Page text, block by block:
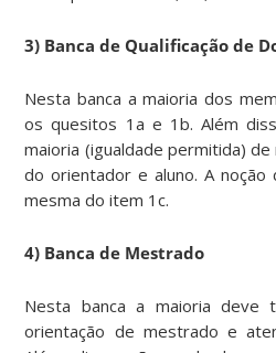
3) Banca de Qualificação de
Nesta banca a maioria dos
os quesitos 1a e 1b. Além
maioria (igualdade permitida)
do orientador e aluno. A noção
mesma do item 1c.
4) Banca de Mestrado
Nesta banca a maioria deve
orientação de mestrado e